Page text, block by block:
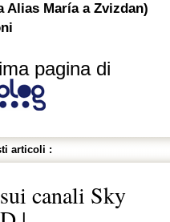
Alias María a Zvizdan)
pagina di
articoli :
canali Sky